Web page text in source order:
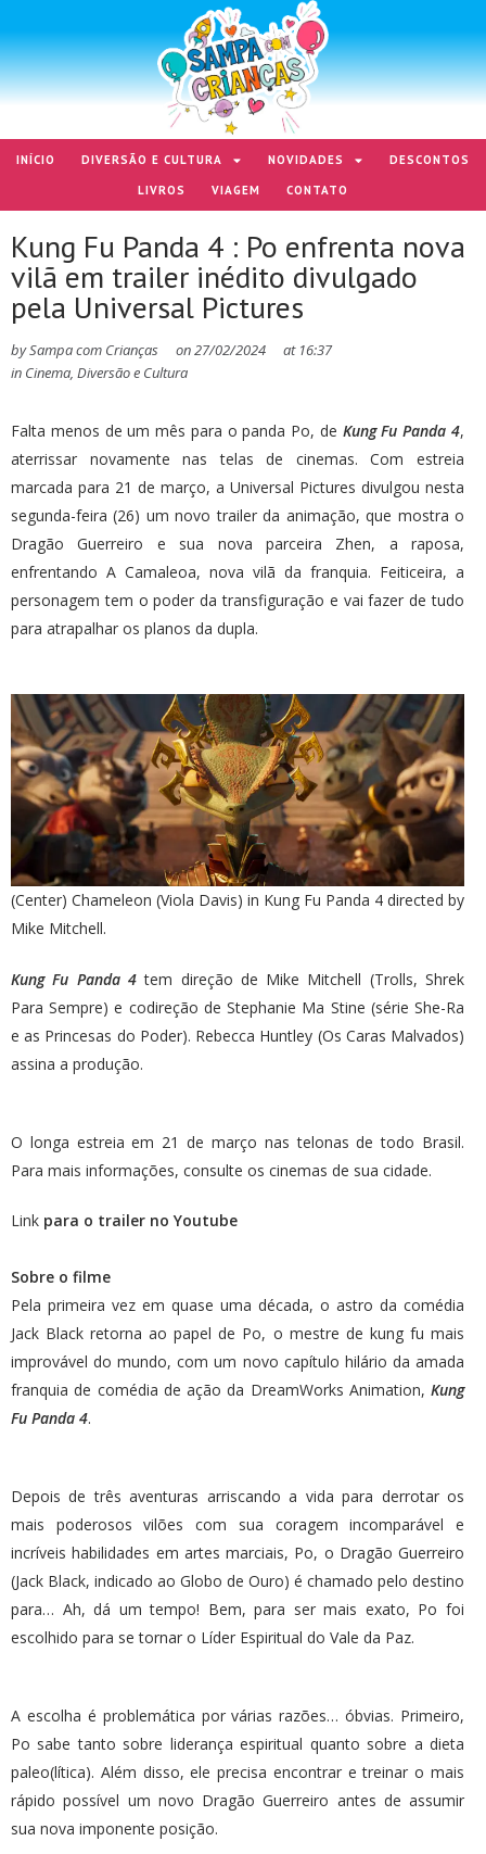
INÍCIO DIVERSÃO E CULTURA NOVIDADES
DESCONTOS
LIVROS
VIAGEM CONTATO
Kung Fu Panda 4 : Po enfrenta nova
vilã em trailer inédito divulgado
pela Universal Pictures
bySampa com Crianças on27/02/2024 at 16:37
in Cinema, Diversão e Cultura
Falta menos de um mês para o panda Po, de Kung Fu Panda 4,
aterrissar novamente nas telas de cinemas. Com estreia
marcada para 21 de março, a Universal Pictures divulgou nesta
segunda-feira (26) um novo trailer da animação, que mostra o
Dragão Guerreiro e sua nova parceira Zhen, a raposa,
enfrentando A Camaleoa, nova vilã da franquia. Feiticeira, a
personagem tem o poder da transfiguração e vai fazer de tudo
para atrapalhar os planos da dupla.
(Center) Chameleon (Viola Davis) in Kung Fu Panda 4 directed by
Mike Mitchell.
Kung Fu Panda 4tem direção de Mike Mitchell (Trolls, Shrek
Para Sempre) e codireção de Stephanie Ma Stine (série She-Ra
e as Princesas do Poder). Rebecca Huntley (Os Caras Malvados)
assina a produção.
O longa estreia em 21 de março nas telonas de todo Brasil.
Para mais informações, consulte os cinemas de sua cidade.
Link para o trailer no Youtube
Sobre o filme
Pela primeira vez em quase uma década, o astro da comédia
Jack Black retorna ao papel de Po, o mestre de kung fu mais
improvável do mundo, com um novo capítulo hilário da amada
franquia de comédia de ação da DreamWorks Animation, Kung
Fu Panda 4.
Depois de três aventuras arriscando a vida para derrotar os
mais poderosos vilões com sua coragem incomparável e
incríveis habilidades em artes marciais, Po, o Dragão Guerreiro
(Jack Black, indicado ao Globo de Ouro) é chamado pelo destino
para… Ah, dá um tempo! Bem, para ser mais exato, Po foi
escolhido para se tornar o Líder Espiritual do Vale da Paz.
A escolha é problemática por várias razões… óbvias. Primeiro,
Po sabe tanto sobre liderança espiritual quanto sobre a dieta
paleo(lítica). Além disso, ele precisa encontrar e treinar o mais
rápido possível um novo Dragão Guerreiro antes de assumir
sua nova imponente posição.